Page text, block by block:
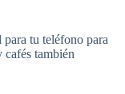
tu teléfono para
cafés también